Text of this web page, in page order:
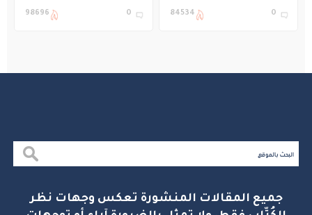
التعليم في المملكة
0
84534
بنادي غراس الصيفي
0
98696
جميع المقالات المنشورة تعكس وجهات نظر